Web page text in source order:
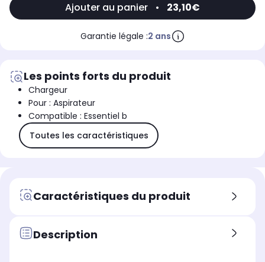
Ajouter au panier • 23,10€
Garantie légale :2 ans
Les points forts du produit
Chargeur
Pour : Aspirateur
Compatible : Essentiel b
Toutes les caractéristiques
Caractéristiques du produit
Description